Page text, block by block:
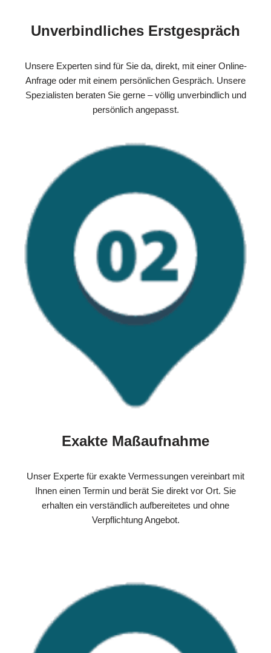
Unverbindliches Erstgespräch
Unsere Experten sind für Sie da, direkt, mit einer Online-
Anfrage oder mit einem persönlichen Gespräch. Unsere
Spezialisten beraten Sie gerne – völlig unverbindlich und
persönlich angepasst.
Exakte Maßaufnahme
Unser Experte für exakte Vermessungen vereinbart mit
Ihnen einen Termin und berät Sie direkt vor Ort. Sie
erhalten ein verständlich aufbereitetes und ohne
Verpflichtung Angebot.